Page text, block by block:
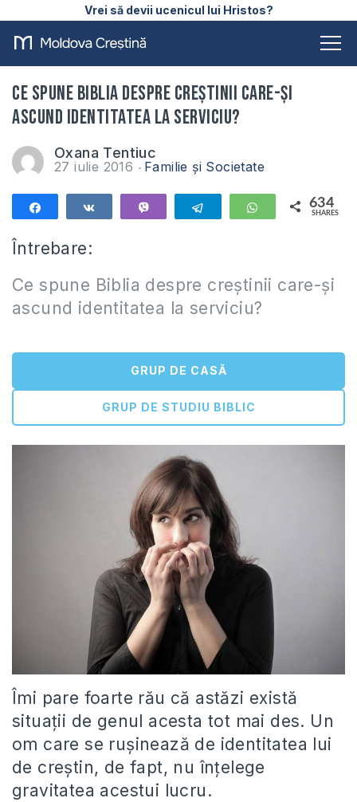
Vrei să devii ucenicul lui Hristos?
Ce spune Biblia despre creștinii care-și
ascund identitatea la serviciu?
Oxana Tentiuc
27 iulie 2016 Familie și Societate
Telegram WhatsApp
634
SHARES
Întrebare:
Ce spune Biblia despre creștinii care-și
ascund identitatea la serviciu?
GRUP DE CASĂ
GRUP DE STUDIU BIBLIC
Îmi pare foarte rău că astăzi există
situații de genul acesta tot mai des. Un
om care se rușinează de identitatea lui
de creștin, de fapt, nu înțelege
gravitatea acestui lucru.